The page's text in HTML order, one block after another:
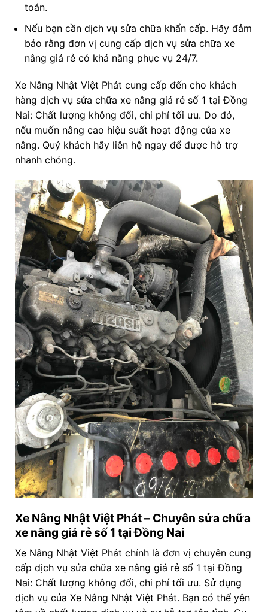
toán.
Nếu bạn cần dịch vụ sửa chữa khẩn cấp. Hãy đảm
bảo rằng đơn vị cung cấp dịch vụ sửa chữa xe
nâng giá rẻ có khả năng phục vụ 24/7.
Xe Nâng Nhật Việt Phát cung cấp đến cho khách
hàng dịch vụ sửa chữa xe nâng giá rẻ số 1 tại Đồng
Nai: Chất lượng không đổi, chi phí tối ưu. Do đó,
nếu muốn nâng cao hiệu suất hoạt động của xe
nâng. Quý khách hãy liên hệ ngay để được hỗ trợ
nhanh chóng.
Xe Nâng Nhật Việt Phát – Chuyên sửa chữa
xe nâng giá rẻ số 1 tại Đồng Nai
Xe Nâng Nhật Việt Phát chính là đơn vị chuyên cung
cấp dịch vụ sửa chữa xe nâng giá rẻ số 1 tại Đồng
Nai: Chất lượng không đổi, chi phí tối ưu. Sử dụng
dịch vụ của Xe Nâng Nhật Việt Phát. Bạn có thể yên